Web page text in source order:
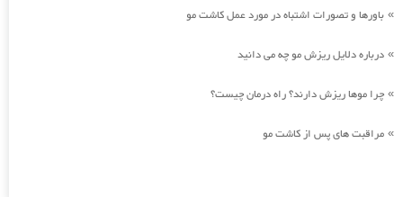
» باورها و تصورات اشتباه در مورد عمل کاشت مو
» درباره دلایل ریزش مو چه می دانید
» چرا موها ریزش دارند؟ راه درمان چیست؟
» مراقبت های پس از کاشت مو